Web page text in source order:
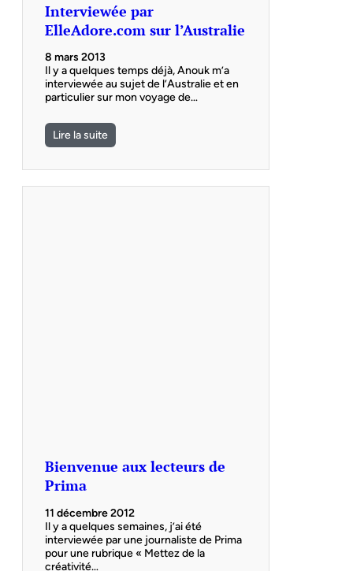
Interviewée par
ElleAdore.com sur l’Australie
8 mars 2013
Il y a quelques temps déjà, Anouk m’a
interviewée au sujet de l’Australie et en
particulier sur mon voyage de…
Lire la suite
Bienvenue aux lecteurs de
Prima
11 décembre 2012
Il y a quelques semaines, j’ai été
interviewée par une journaliste de Prima
pour une rubrique « Mettez de la
créativité…